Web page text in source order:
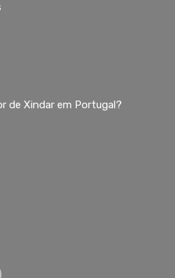
de Xindar em Portugal?